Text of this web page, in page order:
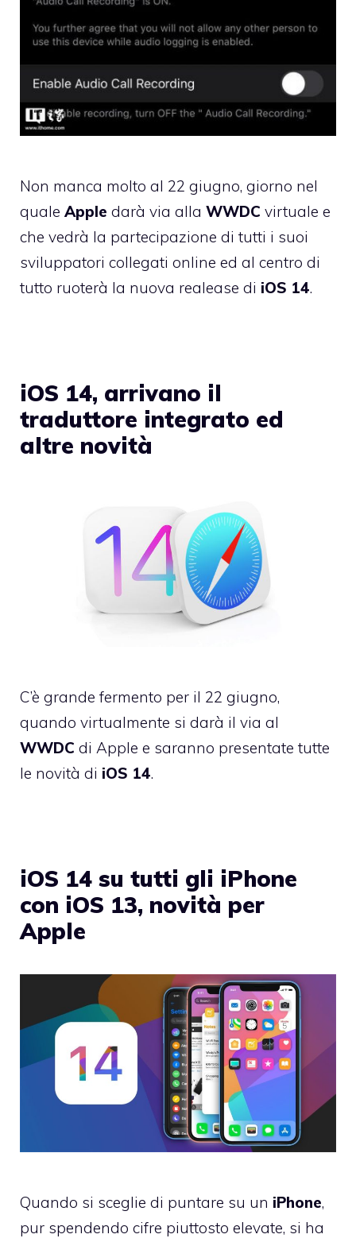
Non manca molto al 22 giugno, giorno nel
quale Apple darà via alla WWDC virtuale e
che vedrà la partecipazione di tutti i suoi
sviluppatori collegati online ed al centro di
tutto ruoterà la nuova realease di iOS 14.
iOS 14, arrivano il
traduttore integrato ed
altre novità
C’è grande fermento per il 22 giugno,
quando virtualmente si darà il via al
WWDC di Apple e saranno presentate tutte
le novità di iOS 14.
iOS 14 su tutti gli iPhone
con iOS 13, novità per
Apple
Quando si sceglie di puntare su un iPhone,
pur spendendo cifre piuttosto elevate, si ha